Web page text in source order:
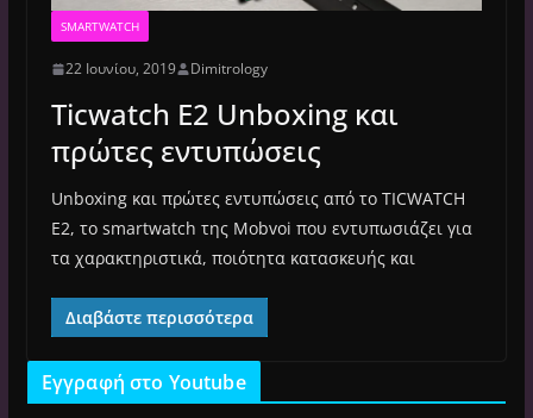
SMARTWATCH
22 Ιουνίου, 2019 Dimitrology
Ticwatch E2 Unboxing και
πρώτες εντυπώσεις
Unboxing και πρώτες εντυπώσεις από το TICWATCH
E2, το smartwatch της Mobvoi που εντυπωσιάζει για
τα χαρακτηριστικά, ποιότητα κατασκευής και
Διαβάστε περισσότερα
Εγγραφή στο Youtube